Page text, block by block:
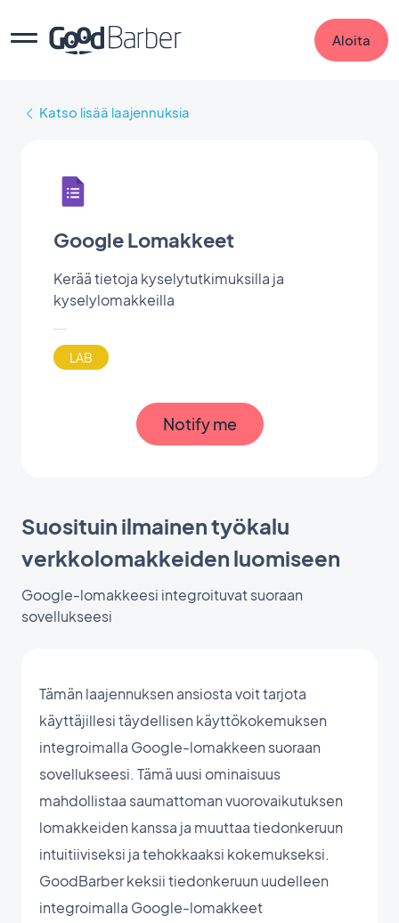
Aloita
Katso lisää laajennuksia
Google Lomakkeet
Kerää tietoja kyselytutkimuksilla ja
kyselylomakkeilla
LAB
Notify me
Suosituin ilmainen työkalu
verkkolomakkeiden luomiseen
Google-lomakkeesi integroituvat suoraan
sovellukseesi
Tämän laajennuksen ansiosta voit tarjota
käyttäjillesi täydellisen käyttökokemuksen
integroimalla Google-lomakkeen suoraan
sovellukseesi. Tämä uusi ominaisuus
mahdollistaa saumattoman vuorovaikutuksen
lomakkeiden kanssa ja muuttaa tiedonkeruun
intuitiiviseksi ja tehokkaaksi kokemukseksi.
GoodBarber keksii tiedonkeruun uudelleen
integroimalla Google-lomakkeet